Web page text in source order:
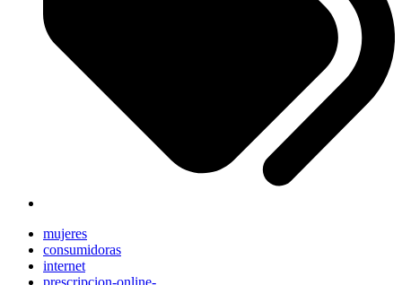
mujeres
consumidoras
internet
prescripcion-online-